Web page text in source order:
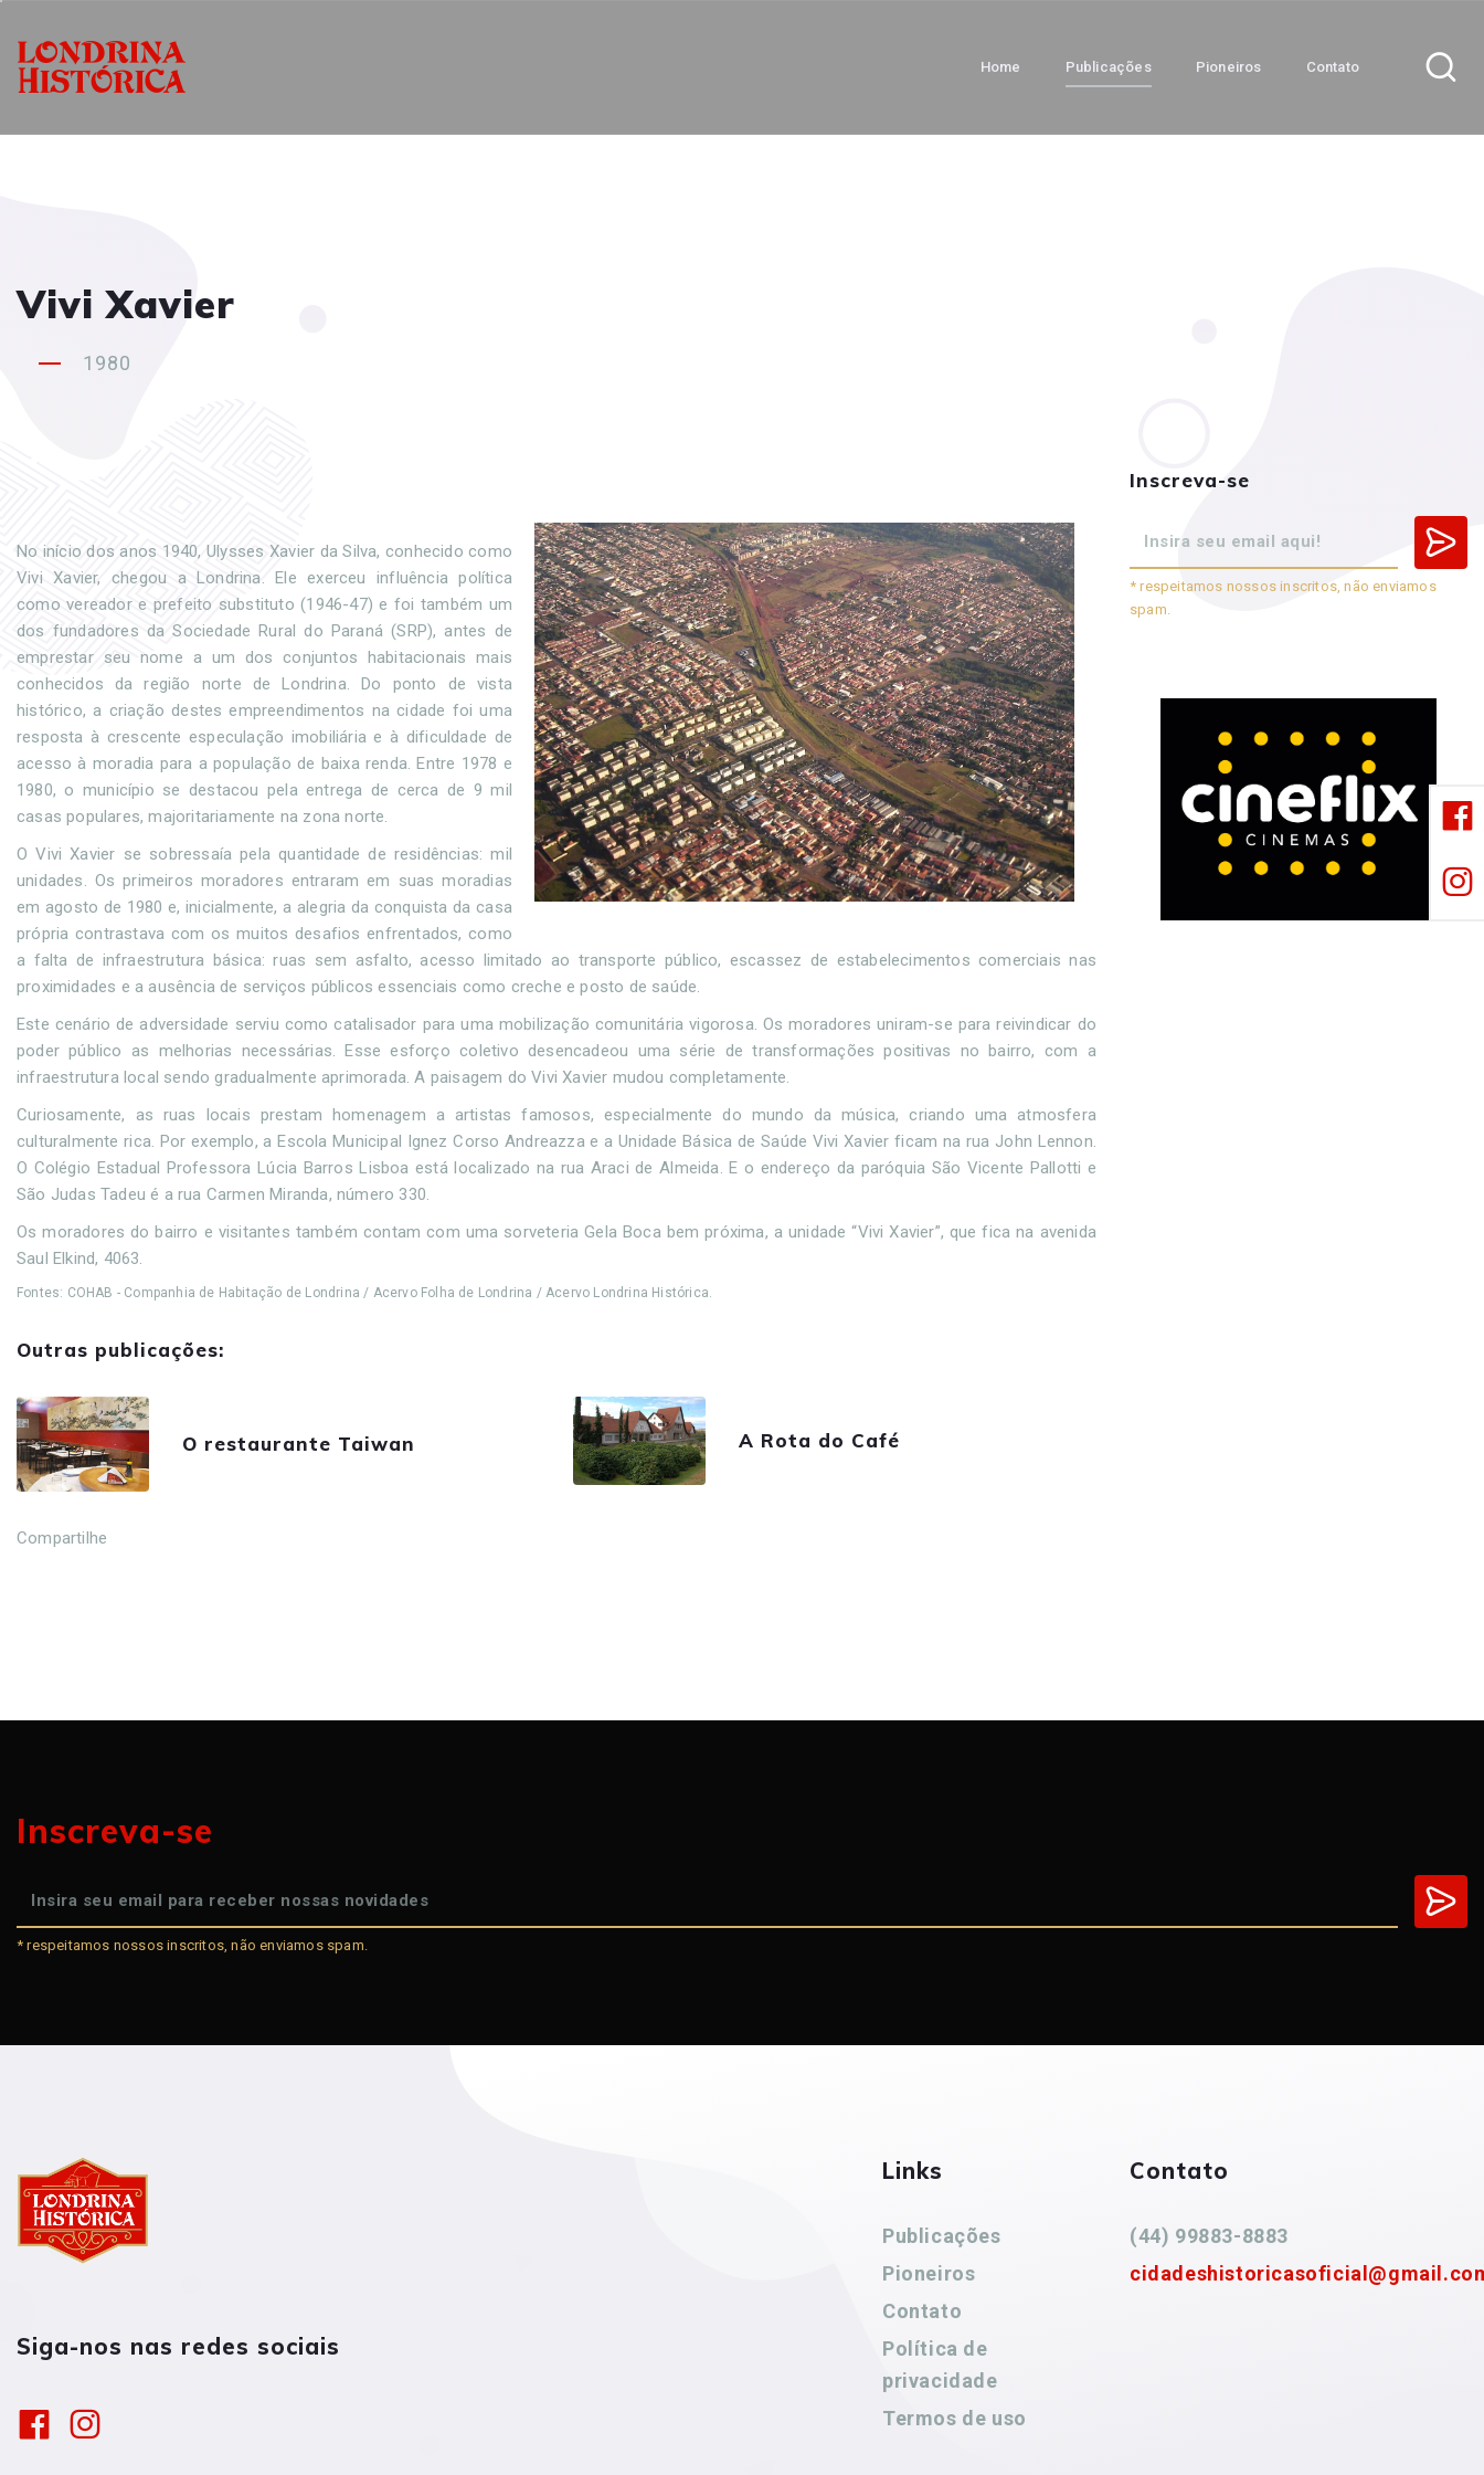
Home Publicações Pioneiros Contato
Vivi Xavier
1980
No início dos anos 1940, Ulysses Xavier da Silva, conhecido como
Vivi Xavier, chegou a Londrina. Ele exerceu influência política
como vereador e prefeito substituto (1946-47) e foi também um
dos fundadores da Sociedade Rural do Paraná (SRP), antes de
emprestar seu nome a um dos conjuntos habitacionais mais
conhecidos da região norte de Londrina. Do ponto de vista
histórico, a criação destes empreendimentos na cidade foi uma
resposta à crescente especulação imobiliária e à dificuldade de
acesso à moradia para a população de baixa renda. Entre 1978 e
1980, o município se destacou pela entrega de cerca de 9 mil
casas populares, majoritariamente na zona norte.
O Vivi Xavier se sobressaía pela quantidade de residências: mil
unidades. Os primeiros moradores entraram em suas moradias
em agosto de 1980 e, inicialmente, a alegria da conquista da casa
própria contrastava com os muitos desafios enfrentados, como
a falta de infraestrutura básica: ruas sem asfalto, acesso limitado ao transporte público, escassez de estabelecimentos comerciais nas
proximidades e a ausência de serviços públicos essenciais como creche e posto de saúde.
Este cenário de adversidade serviu como catalisador para uma mobilização comunitária vigorosa. Os moradores uniram-se para reivindicar do
poder público as melhorias necessárias. Esse esforço coletivo desencadeou uma série de transformações positivas no bairro, com a
infraestrutura local sendo gradualmente aprimorada. A paisagem do Vivi Xavier mudou completamente.
Curiosamente, as ruas locais prestam homenagem a artistas famosos, especialmente do mundo da música, criando uma atmosfera
culturalmente rica. Por exemplo, a Escola Municipal Ignez Corso Andreazza e a Unidade Básica de Saúde Vivi Xavier ficam na rua John Lennon.
O Colégio Estadual Professora Lúcia Barros Lisboa está localizado na rua Araci de Almeida. E o endereço da paróquia São Vicente Pallotti e
São Judas Tadeu é a rua Carmen Miranda, número 330.
Os moradores do bairro e visitantes também contam com uma sorveteria Gela Boca bem próxima, a unidade “Vivi Xavier”, que fica na avenida
Saul Elkind, 4063.
Fontes: COHAB - Companhia de Habitação de Londrina / Acervo Folha de Londrina / Acervo Londrina Histórica.
Outras publicações:
O restaurante Taiwan A Rota do Café
Compartilhe
Inscreva-se
* respeitamos nossos inscritos, não enviamos
spam.
Inscreva-se
* respeitamos nossos inscritos, não enviamos spam.
Siga-nos nas redes sociais
Links
Publicações
Pioneiros
Contato
Política de
privacidade
Termos de uso
Contato
(44) 99883-8883